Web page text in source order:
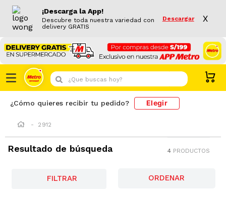
¡Descarga la App!
Descubre toda nuestra variedad con
delivery GRATIS
Descargar X
¿Que buscas hoy?
¿Cómo quieres recibir tu pedido? Elegir
2912
Resultado de búsqueda 4 PRODUCTOS
FILTRAR